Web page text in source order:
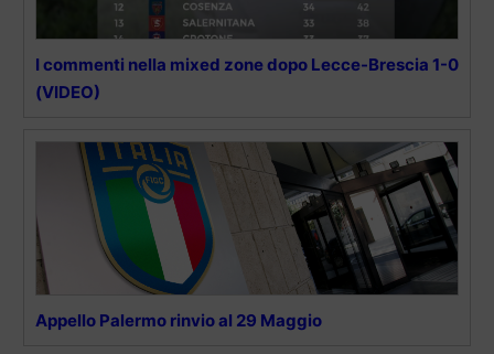
I commenti nella mixed zone dopo Lecce-Brescia 1-0
(VIDEO)
Appello Palermo rinvio al 29 Maggio